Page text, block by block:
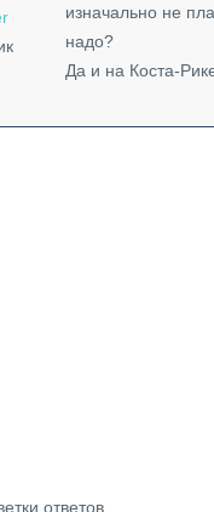
изначально не
надо?
Да и на Коста-
ответов